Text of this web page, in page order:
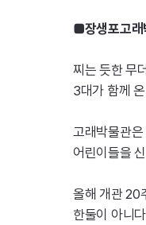
■장생포고래
찌는 듯한 무
3대가 함께
고래박물관
어린이들을
올해 개관 20
한둘이 아니